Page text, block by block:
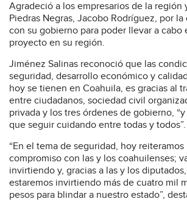
Agradeció a los empresarios de la región
Piedras Negras, Jacobo Rodríguez, por
con su gobierno para poder llevar a cabo
proyecto en su región.
Jiménez Salinas reconoció que las
seguridad, desarrollo económico y
hoy se tienen en Coahuila, es gracias al
entre ciudadanos, sociedad civil
privada y los tres órdenes de gobierno,
que seguir cuidando entre todas y todos”.
“En el tema de seguridad, hoy
compromiso con las y los coahuilenses;
invirtiendo y, gracias a las y los
estaremos invirtiendo más de cuatro mil
pesos para blindar a nuestro estado”,